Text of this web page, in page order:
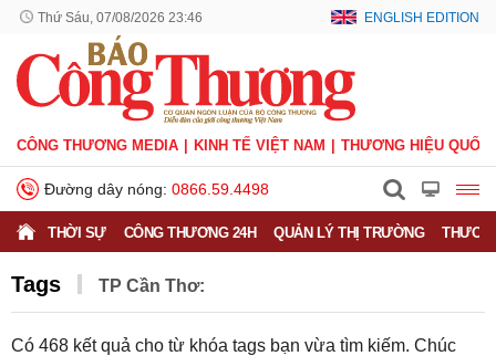
Thứ Sáu, 07/08/2026 23:46 ENGLISH EDITION
CÔNG THƯƠNG MEDIA KINH TẾ VIỆT NAM THƯƠNG HIỆU QUỐC
Đường dây nóng: 0866.59.4498
THỜI SỰ CÔNG THƯƠNG 24H QUẢN LÝ THỊ TRƯỜNG
Tags TP Cần Thơ:
Có 468 kết quả cho từ khóa tags bạn vừa tìm kiếm. Chúc